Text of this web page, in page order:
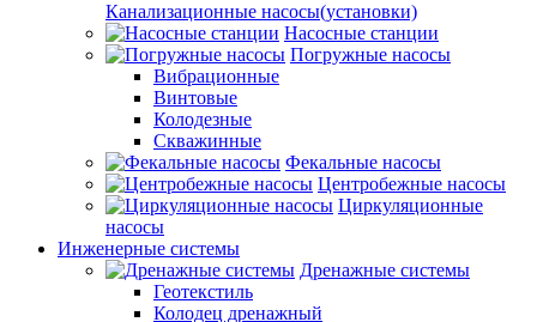
Канализационные насосы(установки)
Насосные станции
Погружные насосы
Вибрационные
Винтовые
Колодезные
Скважинные
Фекальные насосы
Центробежные насосы
Циркуляционные
насосы
Инженерные системы
Дренажные системы
Геотекстиль
Колодец дренажный